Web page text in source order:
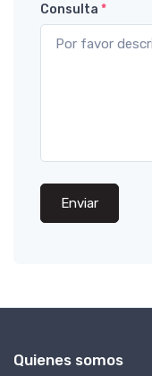
Consulta *
Enviar
Quienes somos